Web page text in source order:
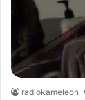
radiokameleon